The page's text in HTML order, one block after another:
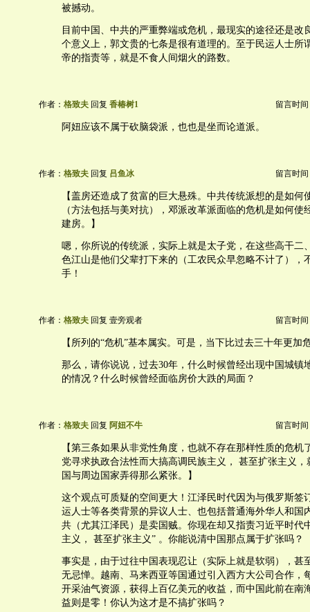
被撼动。
目前中国、中共的严重弊端或危机，最现实的途径还是改
个意义上，郭文贵的七条是很有道理的。至于民运人士所
帝的指责等，就是不食人间烟火的路数。
作者： 格致夫 回复 香椿树1 留言时间
阿妞应该不属于砍脑袋派，也也是坐而论道派。
作者： 格致夫 回复 吕鱼冰 留言时间
【盖房还造成了贫富的巨大悬殊。中共传统派想的是如何
（方法包括与美对抗），邓派改革派面临的危机是如何使
建房。】
嗯，你所说的传统派，实际上就是太子党，在这些高干二
色江山是他们父辈打下来的（工农民众早忽略不计了），
手！
作者： 格致夫 回复 壹旁观者 留言时间
【所列的“危机”基本属实。可是，当下比过去三十年更加
那么，请你说说，过去30年，什么时候曾经出现中国城镇
的情况？什么时候曾经面临房价大跌的局面？
作者： 格致夫 回复 阿妞不牛 留言时间
【第三条如果从非党性角度，也就不存在那样性质的危机
党寻求执政合法性而大搞高调民族主义， 甚至扩张主义
国与周边国家弄得那么紧张。】
这个观点可质疑的空间更大！江泽民时代因为与俄罗斯签
运人士等各类背景的异议人士、也包括普通海外华人和国
共（尤其江泽民）是卖国贼。你现在却又指责习近平时代
主义， 甚至扩张主义” 。你能说清中国那点属于扩张吗？
事实是，由于过往中国表现忍让（实际上就是软弱），甚
无忌惮。越南、马来西亚等国通过引入西方大公司合作，
开采油气资源，获得上百亿美元的收益，而中国此前在南
益则是零！你认为这才是不搞扩张吗？